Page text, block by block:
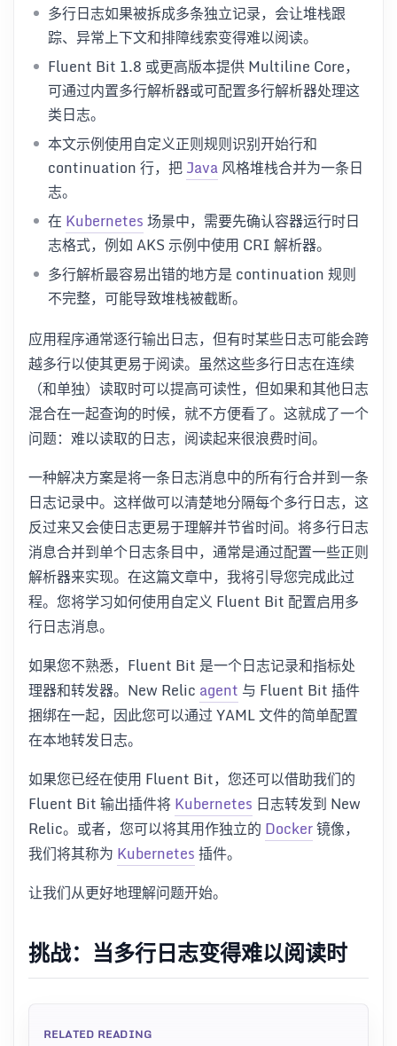
多行日志如果被拆成多条独立记录，会让堆栈跟
踪、异常上下文和排障线索变得难以阅读。
Fluent Bit 1.8 或更高版本提供 Multiline Core，
可通过内置多行解析器或可配置多行解析器处理这
类日志。
本文示例使用自定义正则规则识别开始行和
continuation 行，把Java风格堆栈合并为一条日
志。
在 Kubernetes场景中，需要先确认容器运行时日
志格式，例如 AKS 示例中使用 CRI 解析器。
多行解析最容易出错的地方是 continuation 规则
不完整，可能导致堆栈被截断。
应用程序通常逐行输出日志，但有时某些日志可能会跨
越多行以使其更易于阅读。虽然这些多行日志在连续
（和单独）读取时可以提高可读性，但如果和其他日志
混合在一起查询的时候，就不方便看了。这就成了一个
问题：难以读取的日志，阅读起来很浪费时间。
一种解决方案是将一条日志消息中的所有行合并到一条
日志记录中。这样做可以清楚地分隔每个多行日志，这
反过来又会使日志更易于理解并节省时间。将多行日志
消息合并到单个日志条目中，通常是通过配置一些正则
解析器来实现。在这篇文章中，我将引导您完成此过
程。您将学习如何使用自定义 Fluent Bit 配置启用多
行日志消息。
如果您不熟悉，Fluent Bit 是一个日志记录和指标处
理器和转发器。New Relic agent 与 Fluent Bit 插件
捆绑在一起，因此您可以通过 YAML 文件的简单配置
在本地转发日志。
如果您已经在使用 Fluent Bit，您还可以借助我们的
Fluent Bit 输出插件将Kubernetes 日志转发到 New
Relic。或者，您可以将其用作独立的 Docker镜像，
我们将其称为 Kubernetes插件。
让我们从更好地理解问题开始。
挑战：当多行日志变得难以阅读时
RELATED READING